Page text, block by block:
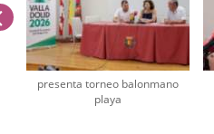
presenta torneo balonmano
playa
previus